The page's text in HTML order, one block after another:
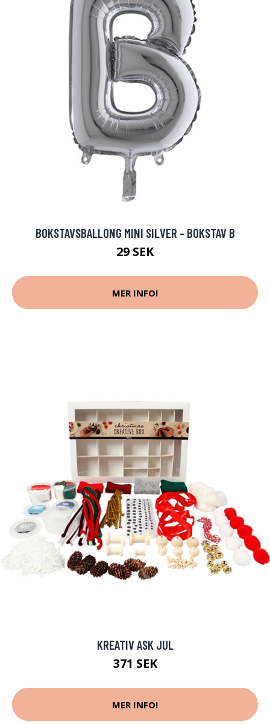
BOKSTAVSBALLONG MINI SILVER - BOKSTAV B
29 SEK
MER INFO!
KREATIV ASK JUL
371 SEK
MER INFO!